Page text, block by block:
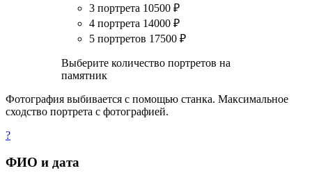
3 портрета 10500 ₽
4 портрета 14000 ₽
5 портретов 17500 ₽
Выберите количество портретов на
памятник
Фотография выбивается с помощью станка. Максимальное
сходство портрета с фотографией.
?
ФИО и дата